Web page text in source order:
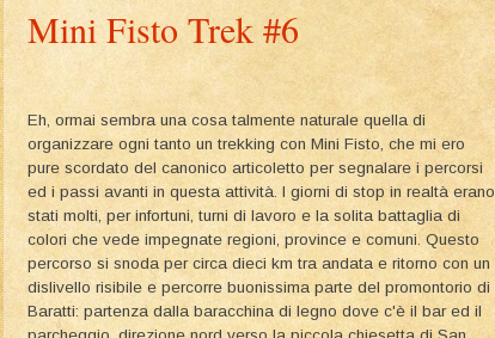
Mini Fisto Trek #6
Eh, ormai sembra una cosa talmente naturale quella di
organizzare ogni tanto un trekking con Mini Fisto, che mi ero
pure scordato del canonico articoletto per segnalare i percorsi
ed i passi avanti in questa attività. I giorni di stop in realtà erano
stati molti, per infortuni, turni di lavoro e la solita battaglia di
colori che vede impegnate regioni, province e comuni. Questo
percorso si snoda per circa dieci km tra andata e ritorno con un
dislivello risibile e percorre buonissima parte del promontorio di
Baratti: partenza dalla baracchina di legno dove c'è il bar ed il